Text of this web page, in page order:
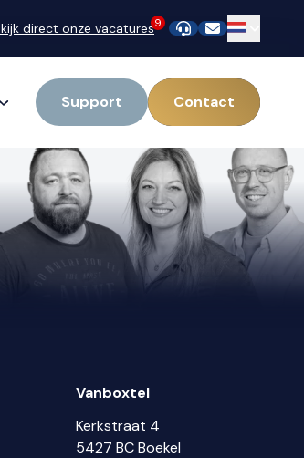
direct onze vacatures9
Support Contact
Vanboxtel
Kerkstraat 4
5427 BC Boekel